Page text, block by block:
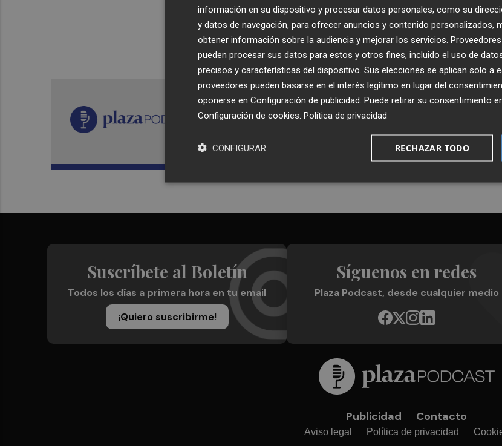
Recibe toda la actualidad de
Plaza Podcast en tu correo
Suscríbete al Boletín
Todos los días a primera hora en tu email
¡Quiero suscribirme!
Síguenos en redes
Plaza Podcast, desde cualquier medio
Publicidad Contacto
Aviso legal Política de privacidad
información en su dispositivo y procesar datos personales, como su
y datos de navegación, para ofrecer anuncios y contenido personalizados,
obtener información sobre la audiencia y mejorar los servicios.
pueden procesar sus datos para estos y otros fines, incluido el uso de
precisos y características del dispositivo. Sus elecciones se aplican solo a
proveedores pueden basarse en el interés legítimo en lugar del
oponerse en Configuración de publicidad . Puede retirar su consentimiento
Configuración de cookies Política de privacidad
RECHAZAR TODO
CONFIGURAR